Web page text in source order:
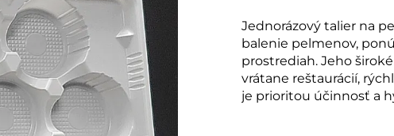
Jednorázový talier na
balenie pelmenov,
prostrediah. Jeho
vrátane reštaurácií,
je prioritou účinnosť a